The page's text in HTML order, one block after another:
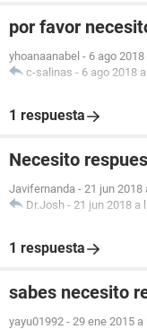
por favor
yhoanaanabel - 6 ago
c-salinas - 6 ago 2018
1 respuesta
Necesito
Javifernanda - 21 jun 2018
Dr.Josh - 21 jun 2018 a
1 respuesta
sabes necesito
yayu01992 - 29 ene 2015 a